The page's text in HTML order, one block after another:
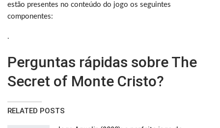
estão presentes no conteúdo do jogo os seguintes
componentes:
.
Perguntas rápidas sobre The
Secret of Monte Cristo?
RELATED POSTS